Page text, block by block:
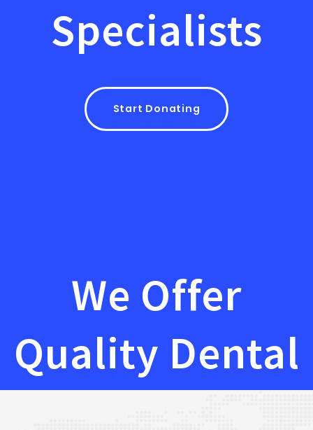
Specialists
Start Donating
We Offer
Quality Dental